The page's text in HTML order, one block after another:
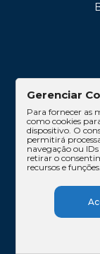
Rua Lauro
Gerenciar
Para fornecer as
como cookies
dispositivo. O
permitirá
navegação ou
retirar o
recursos e funções.